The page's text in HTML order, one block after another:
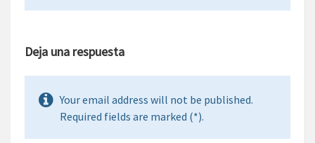
Deja una respuesta
Your email address will not be published.
Required fields are marked (*).